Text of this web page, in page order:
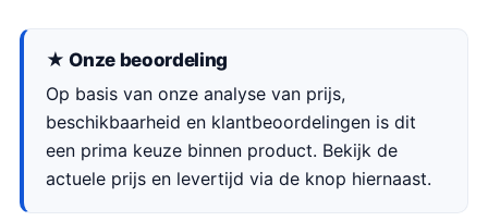
★ Onze beoordeling
Op basis van onze analyse van prijs,
beschikbaarheid en klantbeoordelingen is dit
een prima keuze binnen product. Bekijk de
actuele prijs en levertijd via de knop hiernaast.